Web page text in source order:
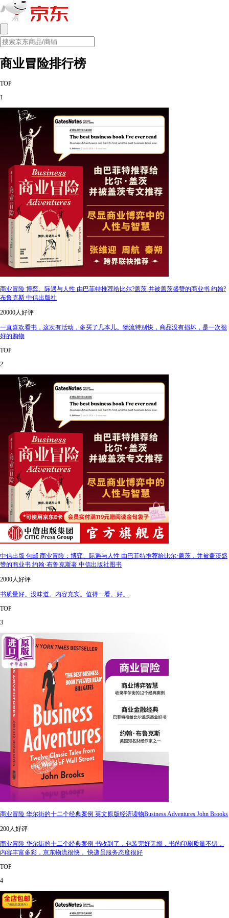
商业冒险排行榜
TOP
1
商业冒险 博弈、际遇与人性 由巴菲特推荐给比尔?盖茨 并被盖茨盛赞的商业书 约翰?
布鲁克斯 中信出版社
20000人好评
一直喜欢看书，这次有活动，多买了几本儿。物流特别快，商品没有损坏，是一次很
好的购物
TOP
2
中信出版 包邮 商业冒险：博弈、际遇与人性 由巴菲特推荐给比尔·盖茨，并被盖茨盛
赞的商业书 约翰·布鲁克斯著 中信出版社图书
2000人好评
书质量好。没味道。内容充实。值得一看。好。
TOP
3
商业冒险 华尔街的十二个经典案例 英文原版经济读物Business Adventures John Brooks
200人好评
商业冒险 华尔街的十二个经典案例 书收到了，包装完好无损，书的印刷质量不错，
内容丰富多彩，京东物流很快， 快递员服务态度很好
TOP
4